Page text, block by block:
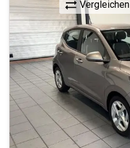
Vergleichen